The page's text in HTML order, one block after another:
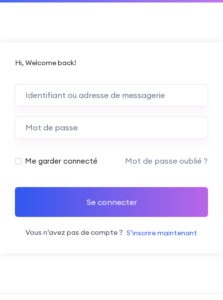
Hi, Welcome back!
Me garder connecté Mot de passe oublié ?
Se connecter
Vous n’avez pas de compte ? S’inscrire maintenant